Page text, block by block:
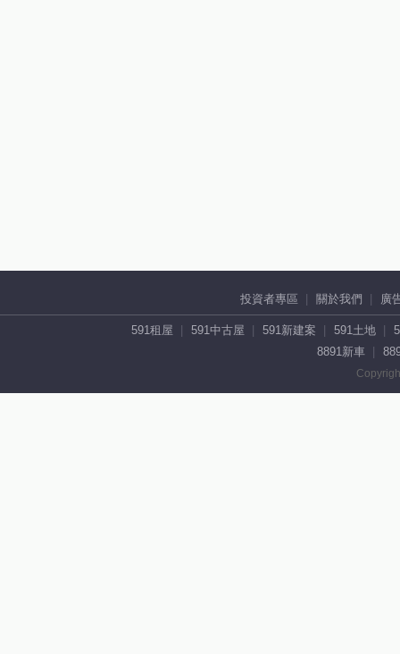
投資者專區 關於我們 廣
591租屋 591中古屋 591新建案 591土地
8891新車